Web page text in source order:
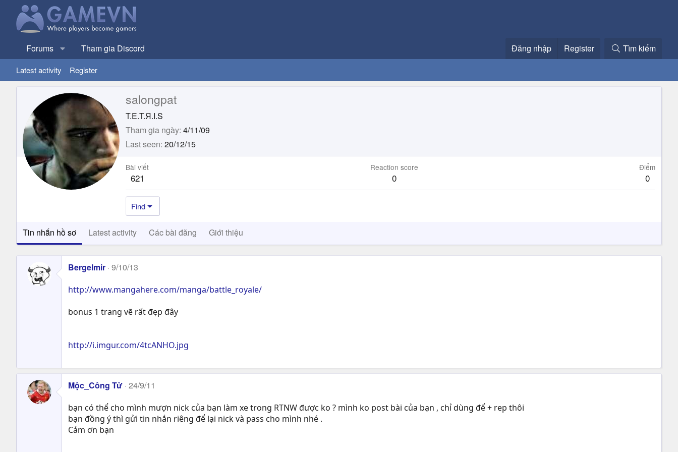
Forums Tham gia Discord Đăng nhập Register Tìm kiếm
Latest activity Register
salongpat
T.E.T.Я.I.S
Tham gia ngày 4/11/09
Last seen 20/12/15
Bài viết
621
Reaction score
0
Điểm
0
Find
Tin nhắn hồ sơ Latest activity Các bài đăng Giới thiệu
Bergelmir 9/10/13
http://www.mangahere.com/manga/battle_royale/
bonus 1 trang vẽ rất đẹp đây
http://i.imgur.com/4tcANHO.jpg
Mộc_Công Tử 24/9/11
bạn có thể cho mình mượn nick của bạn làm xe trong RTNW được ko ? mình ko post bài của bạn , chỉ dùng để + rep thôi
bạn đồng ý thì gửi tin nhắn riêng để lại nick và pass cho mình nhé .
Cảm ơn bạn